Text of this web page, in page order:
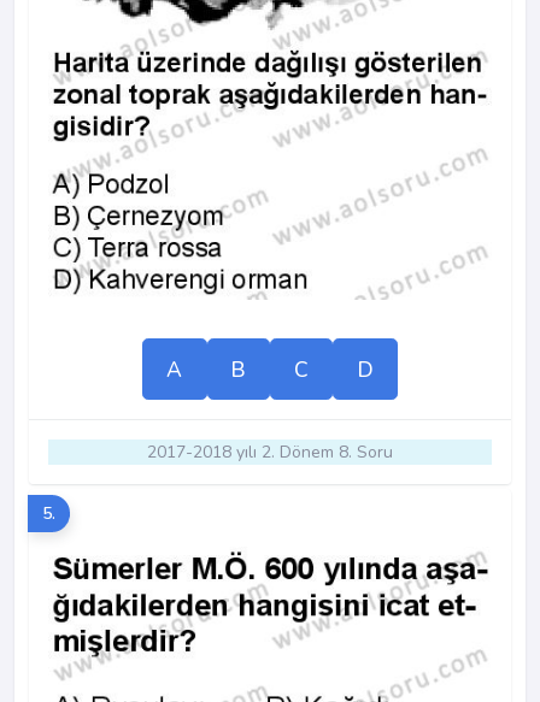
A B C D
2017-2018 yılı 2. Dönem 8. Soru
5.